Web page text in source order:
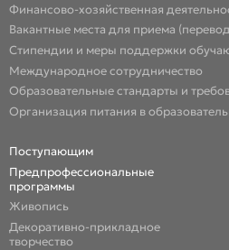
Финансово-хозяйственная
Вакантные места для приема
Стипендии и меры поддержки
Международное сотрудничество
Образовательные стандарты и
Организация питания в
Поступающим
Предпрофессиональные
программы
Живопись
Декоративно-прикладное
творчество